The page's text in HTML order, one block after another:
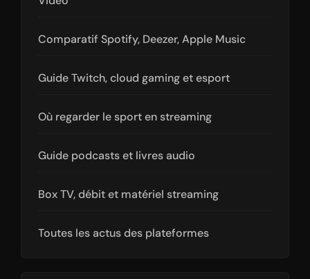
Comparatif Spotify, Deezer, Apple Music
Guide Twitch, cloud gaming et esport
Où regarder le sport en streaming
Guide podcasts et livres audio
Box TV, débit et matériel streaming
Toutes les actus des plateformes